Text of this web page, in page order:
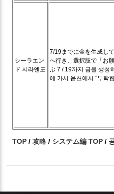
シーラエン
ド 시라엔도
7/19までに金を生成し
へ行き、選択肢で「お
ぶ 7 / 19까지 금을 생성
에 가서 옵션에서 "부탁
TOP /攻略 / システム編 TOP /